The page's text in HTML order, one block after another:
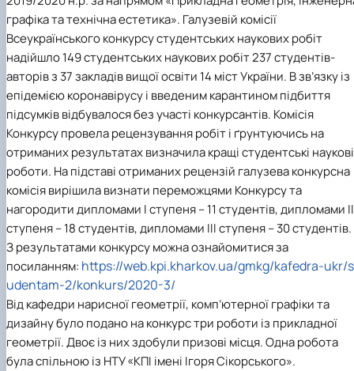
Рейтингові списки
графіка та технічна естетика». Галузевій комісії
Всеукраїнського конкурсу студентських наукових робіт
надійшло 149 студентських наукових робіт 237 студентів-
авторів з 37 закладів вищої освіти 14 міст України. В зв’язку із
епідемією коронавірусу і введеним карантином підбиття
підсумків відбувалося без участі конкурсантів. Комісія
Конкурсу провела рецензування робіт і ґрунтуючись на
отриманих результатах визначила кращі студентські наукові
роботи. На підставі отриманих рецензій галузева конкурсна
комісія вирішила визнати переможцями Конкурсу та
нагородити дипломами І ступеня – 11 студентів, дипломами ІІ
ступеня – 18 студентів, дипломами ІІІ ступеня – 30 студентів.
З результатами конкурсу можна ознайомитися за
посиланням: https://web.kpi.kharkov.ua/gmkg/kafedra-ukr/
udentam-2/konkurs/2020-3/
Від кафедри нарисної геометрії, комп’ютерної графіки та
дизайну було подано на конкурс три роботи із прикладної
геометрії. Двоє із них здобули призові місця. Одна робота
була спільною із НТУ «КПІ імені Ігоря Сікорського».